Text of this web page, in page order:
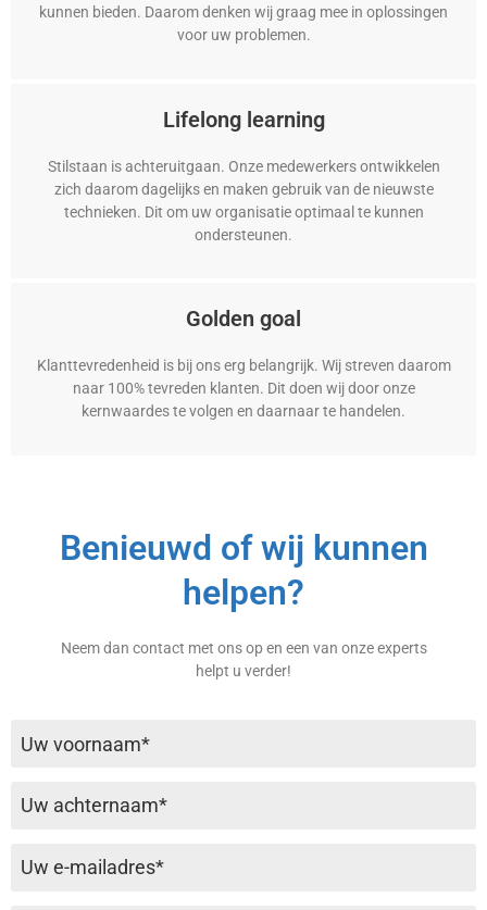
kunnen bieden. Daarom denken wij graag mee in oplossingen
voor uw problemen.
Lifelong learning
Stilstaan is achteruitgaan. Onze medewerkers ontwikkelen
zich daarom dagelijks en maken gebruik van de nieuwste
technieken. Dit om uw organisatie optimaal te kunnen
ondersteunen.
Golden goal
Klanttevredenheid is bij ons erg belangrijk. Wij streven daarom
naar 100% tevreden klanten. Dit doen wij door onze
kernwaardes te volgen en daarnaar te handelen.
Benieuwd of wij kunnen
helpen?
Neem dan contact met ons op en een van onze experts
helpt u verder!